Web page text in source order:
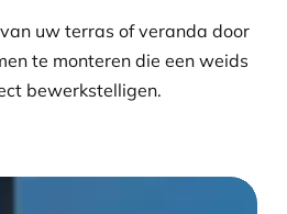
uw terras of veranda door
te monteren die een weids
bewerkstelligen.